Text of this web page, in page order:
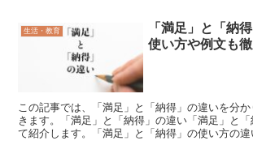
生活・教育
「満足」と「納
使い方や例文も
この記事では、「満足」と「納得」の違いを分
きます。「満足」と「納得」の違い「満足」と
て紹介します。「満足」と「納得」の使い方の